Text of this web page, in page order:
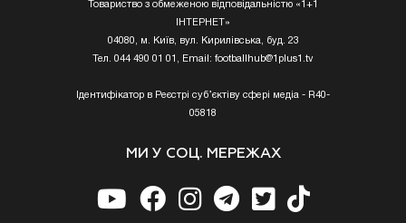
Товариство з обмеженою відповідальністю «1+1
ІНТЕРНЕТ»
04080, м. Київ, вул. Кирилівська, буд. 23
Тел. 044 490 01 01, Email: footballhub@1plus1.tv
Ідентифікатор в Реєстрі суб’єктіву сфері медіа - R40-
05818
МИ У СОЦ. МЕРЕЖАХ